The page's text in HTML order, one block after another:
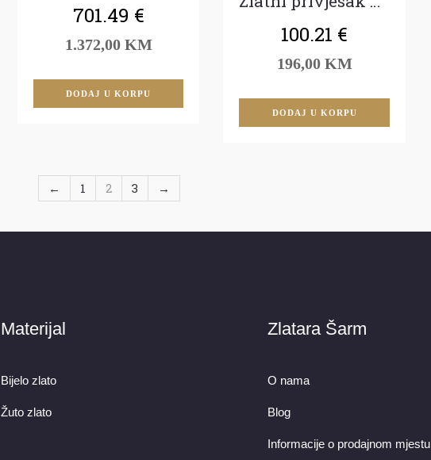
701.49 €
1.372,00 KM
DODAJ U KORPU
100.21 €
196,00 KM
DODAJ U KORPU
← 1 2 3 →
Materijal
Bijelo zlato
Žuto zlato
Zlatara Šarm
O nama
Blog
Informacije o prodajnom mjestu